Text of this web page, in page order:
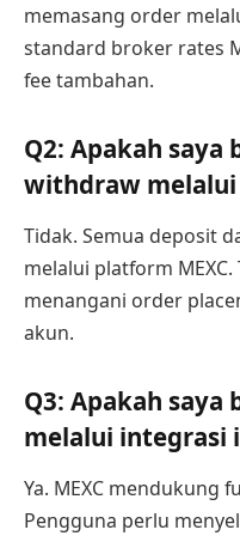
memasang order
standard broker rates
fee tambahan.
Q2: Apakah saya
withdraw melalui
Tidak. Semua deposit
melalui platform
menangani order
akun.
Q3: Apakah
melalui integrasi
Ya. MEXC mendukung
Pengguna perlu